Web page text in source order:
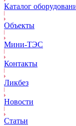
Каталог
Объекты
Mини-ТЭС
Контакты
Ликбез
Новости
Статьи